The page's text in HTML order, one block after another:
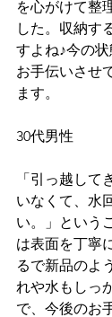
を心がけて整
した。収納す
すよね♪今の
お手伝いさせ
ます。
30代男性
「引っ越して
いなくて、水
い。」という
は表面を丁寧
るで新品のよ
れや水もしっ
で、今後のお